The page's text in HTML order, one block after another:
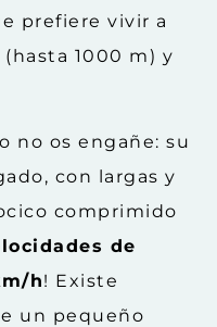
prefiere vivir a
1000 m) y
no os engañe: su
con largas y
comprimido
de
h! Existe
un pequeño